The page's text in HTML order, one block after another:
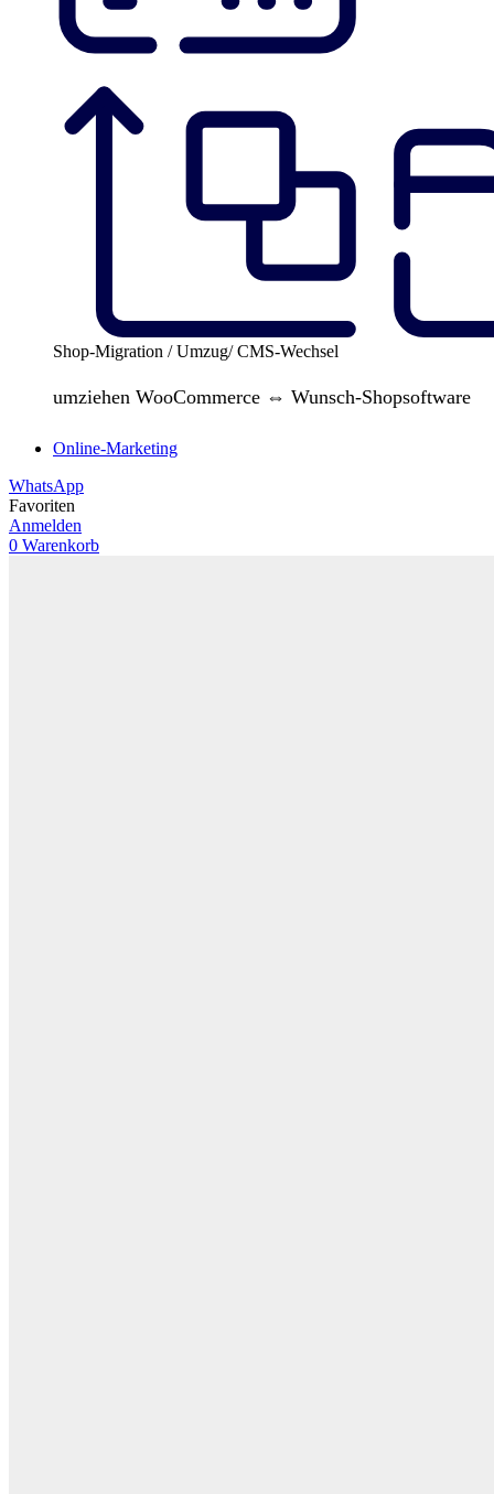
Shop-Migration / Umzug/ CMS-Wechsel
umziehen WooCommerce ⇔ Wunsch-Shopsoftware
Online-Marketing
WhatsApp
Favoriten
Anmelden
0 Warenkorb